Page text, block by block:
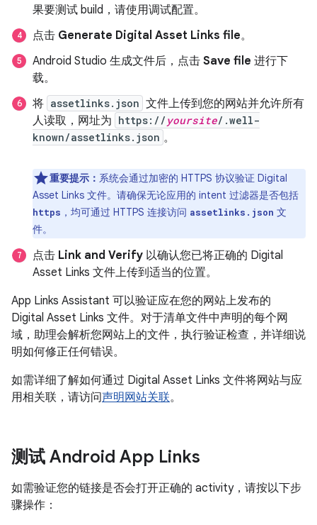
果要测试 build，请使用调试配置。
点击 Generate Digital Asset Links file。
Android Studio 生成文件后，点击 Save file 进行下
载。
将 assetlinks.json 文件上传到您的网站并允许所有
人读取，网址为 https:// yoursite/.well-
known/assetlinks.json 。
重要提示： 系统会通过加密的 HTTPS 协议验证 Digital
Asset Links 文件。请确保无论应用的 intent 过滤器是否包括
https ，均可通过 HTTPS 连接访问 assetlinks.json 文
件。
点击 Link and Verify 以确认您已将正确的 Digital
Asset Links 文件上传到适当的位置。
App Links Assistant 可以验证应在您的网站上发布的
Digital Asset Links 文件。对于清单文件中声明的每个网
域，助理会解析您网站上的文件，执行验证检查，并详细说
明如何修正任何错误。
如需详细了解如何通过 Digital Asset Links 文件将网站与应
用相关联，请访问声明网站关联。
测试 Android App Links
如需验证您的链接是否会打开正确的 activity，请按以下步
骤操作：